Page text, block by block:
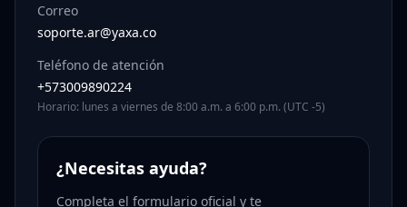
Correo
soporte.ar@yaxa.co
Teléfono de atención
+573009890224
Horario: lunes a viernes de 8:00 a.m. a 6:00 p.m. (UTC -5)
¿Necesitas ayuda?
Completa el formulario oficial y te